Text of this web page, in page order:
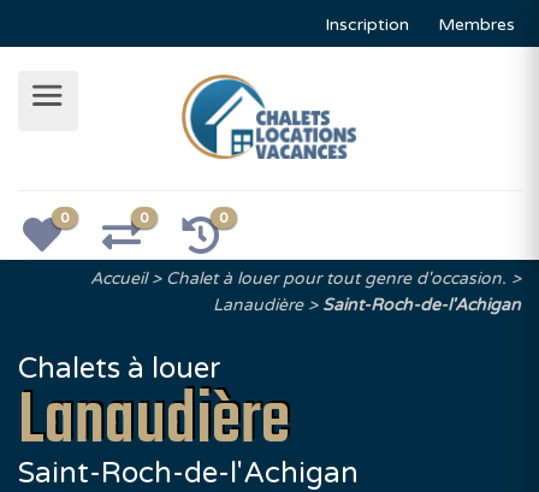
Inscription Membres
0 0 0
Accueil
Chalet à louer pour tout genre d'occasion.
Lanaudière
Saint-Roch-de-l'Achigan
Chalets à louer
Lanaudière
Saint-Roch-de-l'Achigan